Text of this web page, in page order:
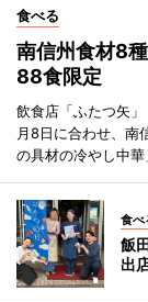
食べる
南信州食材8
88食限定
飲食店「ふたつ矢
月8日に合わせ、南
の具材の冷やし中華
食べ
飯
出